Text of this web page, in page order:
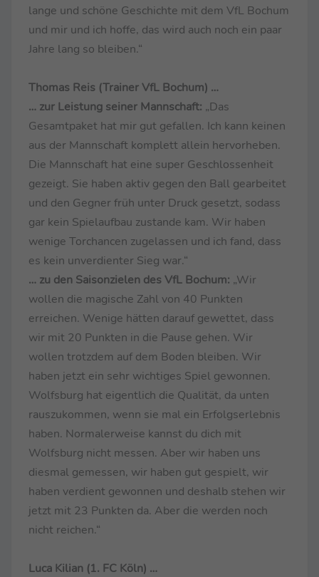
lange und schöne Geschichte mit dem VfL Bochum
und mir und ich hoffe, das wird auch noch ein paar
Jahre lang so bleiben.“
Thomas Reis (Trainer VfL Bochum) …
… zur Leistung seiner Mannschaft: „Das
Gesamtpaket hat mir gut gefallen. Ich kann keinen
aus der Mannschaft komplett allein hervorheben.
Die Mannschaft hat eine super Geschlossenheit
gezeigt. Sie haben aktiv gegen den Ball gearbeitet
und den Gegner früh unter Druck gesetzt, sodass
gar kein Spielaufbau zustande kam. Wir haben
wenige Torchancen zugelassen und ich fand, dass
es kein unverdienter Sieg war.“
… zu den Saisonzielen des VfL Bochum: „Wir
wollen die magische Zahl von 40 Punkten
erreichen. Wenige hätten darauf gewettet, dass
wir mit 20 Punkten in die Pause gehen. Wir
wollen trotzdem auf dem Boden bleiben. Wir
haben jetzt ein sehr wichtiges Spiel gewonnen.
Wolfsburg hat eigentlich die Qualität, da unten
rauszukommen, wenn sie mal ein Erfolgserlebnis
haben. Normalerweise kannst du dich mit
Wolfsburg nicht messen. Aber wir haben uns
diesmal gemessen, wir haben gut gespielt, wir
haben verdient gewonnen und deshalb stehen wir
jetzt mit 23 Punkten da. Aber die werden noch
nicht reichen.“
Luca Kilian (1. FC Köln) …